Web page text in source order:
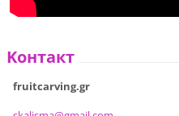
Koнтакт
fruitcarving.gr